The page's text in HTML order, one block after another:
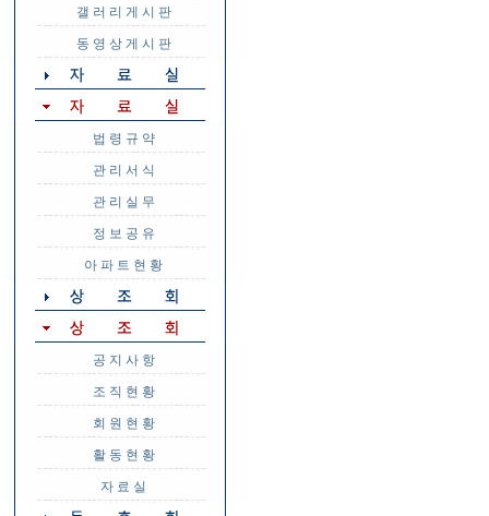
갤 러 리 게 시 판
동 영 상 게 시 판
법 령 규 약
관 리 서 식
관 리 실 무
정 보 공 유
아 파 트 현 황
공 지 사 항
조 직 현 황
회 원 현 황
활 동 현 황
자 료 실